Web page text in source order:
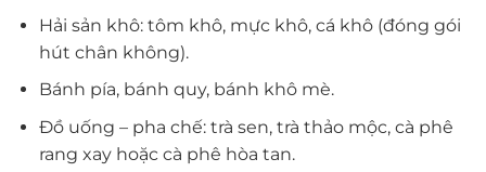
Hải sản khô: tôm khô, mực khô, cá khô (đóng gói
hút chân không).
Bánh pía, bánh quy, bánh khô mè.
Đồ uống – pha chế: trà sen, trà thảo mộc, cà phê
rang xay hoặc cà phê hòa tan.